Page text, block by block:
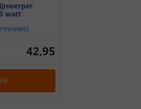
watt
reviews)
42,95